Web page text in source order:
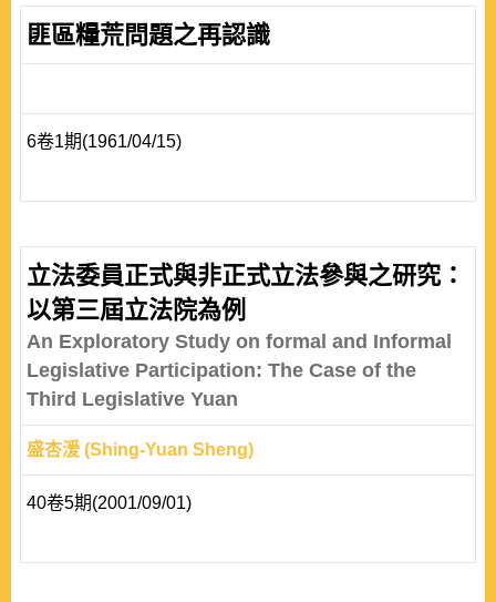
匪區糧荒問題之再認識
6卷1期(1961/04/15)
立法委員正式與非正式立法參與之研究：
以第三屆立法院為例
An Exploratory Study on formal and Informal
Legislative Participation: The Case of the
Third Legislative Yuan
盛杏湲 (Shing-Yuan Sheng)
40卷5期(2001/09/01)